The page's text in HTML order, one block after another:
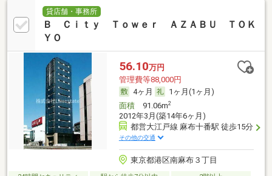
貸店舗・事務所
Ｂ Ｃｉｔｙ Ｔｏｗｅｒ ＡＺＡＢＵ ＴＯＫ
ＹＯ
56.10万円
管理費等88,000円
4ヶ月
1ヶ月(1ヶ月)
面積91.06m2
2012年3月(築14年6ヶ月)
都営大江戸線 麻布十番駅 徒歩15分
その他の交通
東京都港区南麻布３丁目